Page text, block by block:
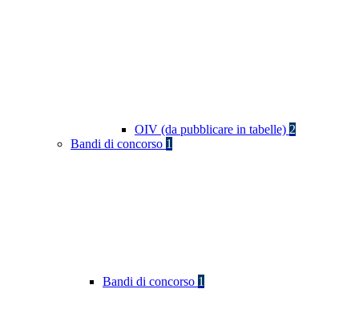
OIV (da pubblicare in tabelle) 2
Bandi di concorso 1
Bandi di concorso 1